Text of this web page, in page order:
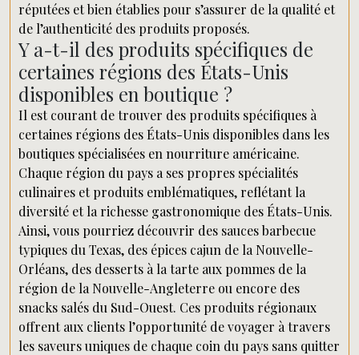
réputées et bien établies pour s’assurer de la qualité et
de l’authenticité des produits proposés.
Y a-t-il des produits spécifiques de
certaines régions des États-Unis
disponibles en boutique ?
Il est courant de trouver des produits spécifiques à
certaines régions des États-Unis disponibles dans les
boutiques spécialisées en nourriture américaine.
Chaque région du pays a ses propres spécialités
culinaires et produits emblématiques, reflétant la
diversité et la richesse gastronomique des États-Unis.
Ainsi, vous pourriez découvrir des sauces barbecue
typiques du Texas, des épices cajun de la Nouvelle-
Orléans, des desserts à la tarte aux pommes de la
région de la Nouvelle-Angleterre ou encore des
snacks salés du Sud-Ouest. Ces produits régionaux
offrent aux clients l’opportunité de voyager à travers
les saveurs uniques de chaque coin du pays sans quitter